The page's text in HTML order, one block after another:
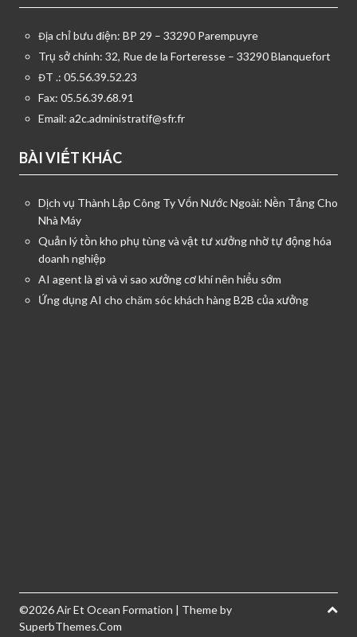
Địa chỉ bưu điện: BP 29 – 33290 Parempuyre
Trụ sở chính: 32, Rue de la Forteresse – 33290 Blanquefort
ĐT .: 05.56.39.52.23
Fax: 05.56.39.68.91
Email: a2c.administratif@sfr.fr
BÀI VIẾT KHÁC
Dịch vụ Thành Lập Công Ty Vốn Nước Ngoài: Nền Tảng Cho
Nhà Máy
Quản lý tồn kho phụ tùng và vật tư xưởng nhờ tự động hóa
doanh nghiệp
AI agent là gì và vì sao xưởng cơ khí nên hiểu sớm
Ứng dụng AI cho chăm sóc khách hàng B2B của xưởng
©2026 Air Et Ocean Formation | Theme by
SuperbThemes.Com